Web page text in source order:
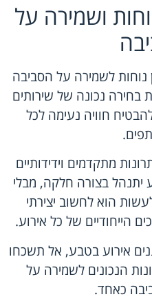
ושמירה על
נוחות לשמירה על הסביבה
בחירה נכונה של שירותים
להבטיח חוויה נעימה לכל
מתקדמים וידידותיים
יתנהל בצורה חלקה, מבלי
הוא לחשוב יצירתי
הייחודיים של כל אירוע.
אירוע בטבע, אל תשכחו
הנכונים לשמירה על
כאחד.